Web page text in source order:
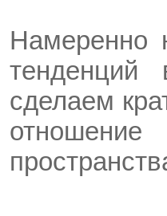
Намеренно
тенденций
сделаем